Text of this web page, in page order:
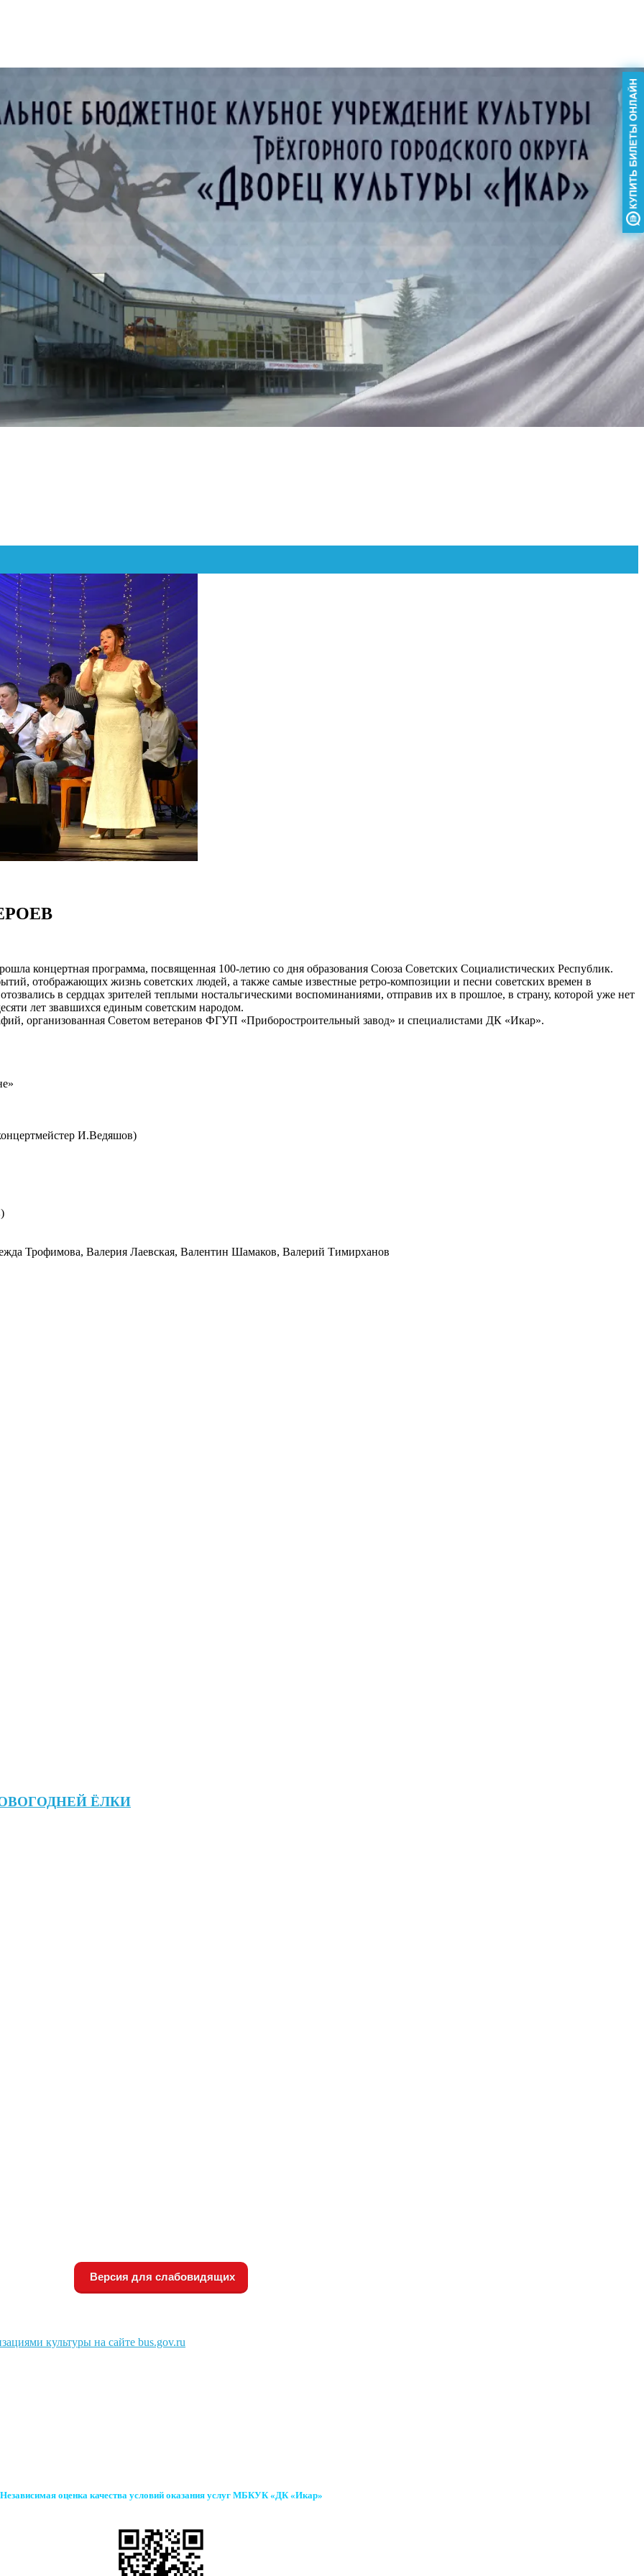
концертная программа, посвященная 100-летию со дня образования Союза Советских Социалистических Республик.
отображающих жизнь советских людей, а также самые известные ретро-композиции и песни советских времен в
в сердцах зрителей теплыми ностальгическими воспоминаниями, отправив их в прошлое, в страну, которой уже нет
лет звавшихся единым советским народом.
организованная Советом ветеранов ФГУП «Приборостроительный завод» и специалистами ДК «Икар».
И.Ведяшов)
Трофимова, Валерия Лаевская, Валентин Шамаков, Валерий Тимирханов
ЁЛКИ
Версия для слабовидящих
культуры на сайте bus.gov.ru
Независимая оценка качества условий оказания услуг МБКУК «ДК «Икар»